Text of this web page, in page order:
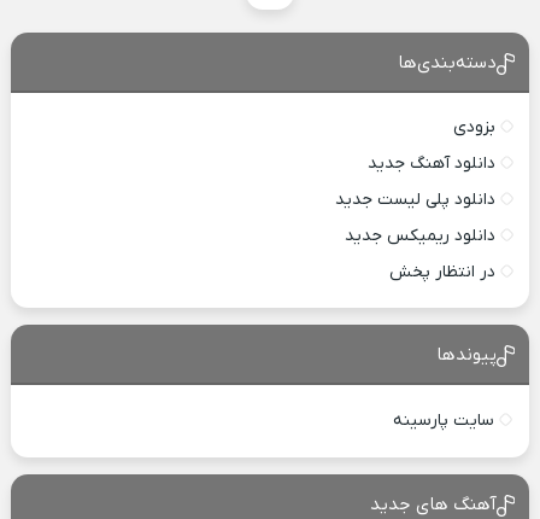
دسته‌بندی‌ها
بزودی
دانلود آهنگ جدید
دانلود پلی لیست جدید
دانلود ریمیکس جدید
در انتظار پخش
پیوندها
سایت پارسینه
آهنگ های جدید